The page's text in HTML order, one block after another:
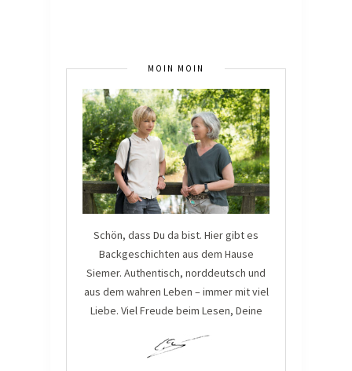
MOIN MOIN
Schön, dass Du da bist. Hier gibt es
Backgeschichten aus dem Hause
Siemer. Authentisch, norddeutsch und
aus dem wahren Leben – immer mit viel
Liebe. Viel Freude beim Lesen, Deine